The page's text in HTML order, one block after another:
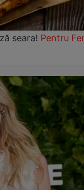
seara! Pentru